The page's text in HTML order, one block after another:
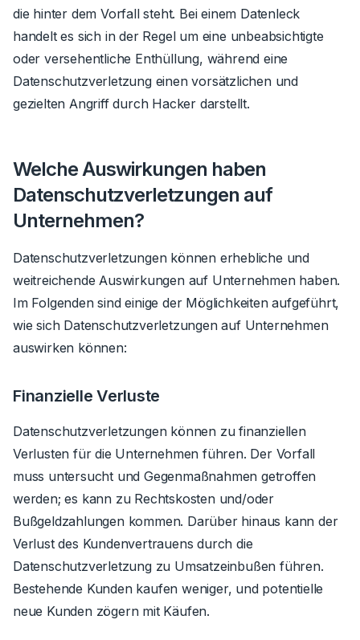
die hinter dem Vorfall steht. Bei einem Datenleck
handelt es sich in der Regel um eine unbeabsichtigte
oder versehentliche Enthüllung, während eine
Datenschutzverletzung einen vorsätzlichen und
gezielten Angriff durch Hacker darstellt.
Welche Auswirkungen haben
Datenschutzverletzungen auf
Unternehmen?
Datenschutzverletzungen können erhebliche und
weitreichende Auswirkungen auf Unternehmen haben.
Im Folgenden sind einige der Möglichkeiten aufgeführt,
wie sich Datenschutzverletzungen auf Unternehmen
auswirken können:
Finanzielle Verluste
Datenschutzverletzungen können zu finanziellen
Verlusten für die Unternehmen führen. Der Vorfall
muss untersucht und Gegenmaßnahmen getroffen
werden; es kann zu Rechtskosten und/oder
Bußgeldzahlungen kommen. Darüber hinaus kann der
Verlust des Kundenvertrauens durch die
Datenschutzverletzung zu Umsatzeinbußen führen.
Bestehende Kunden kaufen weniger, und potentielle
neue Kunden zögern mit Käufen.